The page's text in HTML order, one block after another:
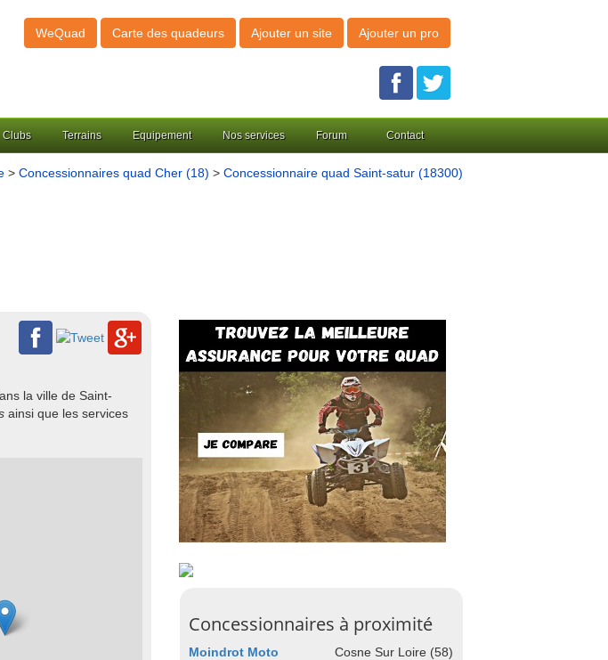
WeQuad Carte des quadeurs Ajouter un site Ajouter un pro
Clubs Terrains Equipement Nos services Forum Contact
> Concessionnaires quad Cher (18) > Concessionnaire quad Saint-satur (18300)
la ville de Saint-
ainsi que les services
Concessionnaires à proximité
Moindrot Moto
Cosne Sur Loire (58)